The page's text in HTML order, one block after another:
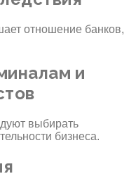
отношение банков,
и
выбирать
бизнеса.